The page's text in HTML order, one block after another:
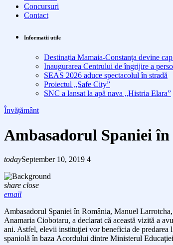
Concursuri
Contact
Informatii utile
Destinația Mamaia-Constanța devine
Inaugurarea Centrului de îngrijire a
SEAS 2026 aduce spectacolul în stradă
Proiectul „Safe City”
SNC a lansat la apă nava „Histria Elara”
Învățământ
Ambasadorul Spaniei
todaySeptember 10, 2019 4
share close
email
Ambasadorul Spaniei în România, Manuel Larrotcha,
Anamaria Ciobotaru, a declarat că această vizită a
ani. Astfel, elevii instituţiei vor beneficia de predarea
spaniolă în baza Acordului dintre Ministerul